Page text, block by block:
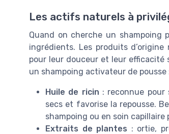
Les actifs naturels à
Quand on cherche un shampoing
ingrédients. Les produits
pour leur douceur et leur efficacité
un shampoing activateur de pousse
Huile de ricin : reconnue
secs et favorise la repousse.
shampoing ou en soin capillaire
Extraits de plantes : ortie,